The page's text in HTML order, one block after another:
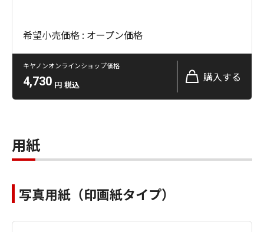
希望小売価格 : オープン価格
キヤノンオンラインショップ価格
4,730 円 税込
購入する
用紙
写真用紙（印画紙タイプ）